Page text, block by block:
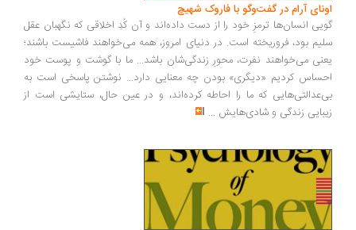
آرام در گفت‌وگو با فاروک شهیچ‭
انسان‌ها ترمزِ خود را از دست داده‌اند و آن کُدِ اخلاقی که نگهبان عقل
بود، فروریخته است. در دنیای امروز، همه می‌خواهند فاشیست باشند؛
می‌خواهند نفرت، محورِ زندگی‌شان باشد... ما با گوشت و پوست خود
کردیم «دیگری» بودن چه معنایی دارد... نوشتن پاسخی است به
که ما را احاطه کرده‌اند، و در عین حال، ستایشی است از
زندگی و شادی‌هایش...